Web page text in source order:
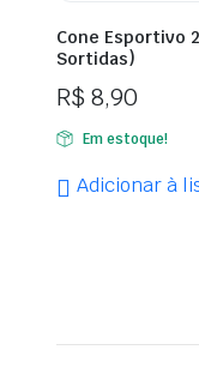
Cone Esportivo
Sortidas)
R$ 8,90
Em estoque!
Adicionar à